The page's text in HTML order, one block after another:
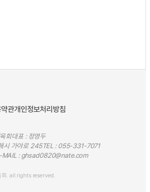
관개인정보처리방침
회대표 : 정영두
시 가야로 245TEL :055-331-7071
MAIL :ghsad0820@nate.com
. all rights reserved.